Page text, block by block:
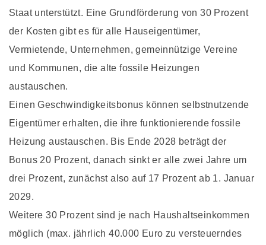
Staat unterstützt. Eine Grundförderung von 30 Prozent
der Kosten gibt es für alle Hauseigentümer,
Vermietende, Unternehmen, gemeinnützige Vereine
und Kommunen, die alte fossile Heizungen
austauschen.
Einen Geschwindigkeitsbonus können selbstnutzende
Eigentümer erhalten, die ihre funktionierende fossile
Heizung austauschen. Bis Ende 2028 beträgt der
Bonus 20 Prozent, danach sinkt er alle zwei Jahre um
drei Prozent, zunächst also auf 17 Prozent ab 1. Januar
2029.
Weitere 30 Prozent sind je nach Haushaltseinkommen
möglich (max. jährlich 40.000 Euro zu versteuerndes